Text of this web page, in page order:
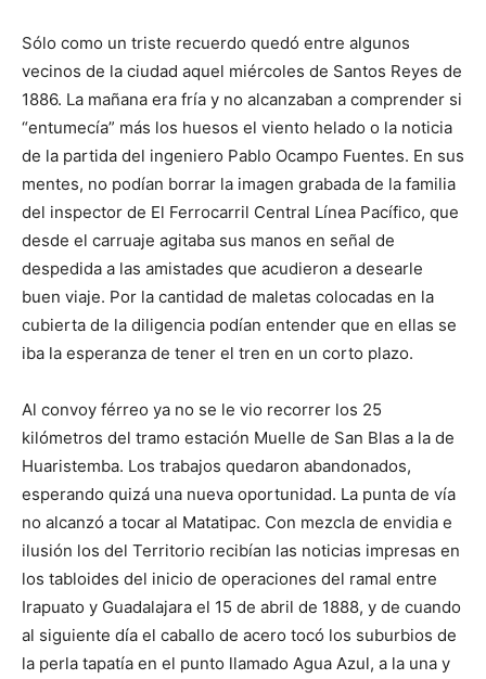
Sólo como un triste recuerdo quedó entre algunos
vecinos de la ciudad aquel miércoles de Santos Reyes de
1886. La mañana era fría y no alcanzaban a comprender si
“entumecía” más los huesos el viento helado o la noticia
de la partida del ingeniero Pablo Ocampo Fuentes. En sus
mentes, no podían borrar la imagen grabada de la familia
del inspector de El Ferrocarril Central Línea Pacífico, que
desde el carruaje agitaba sus manos en señal de
despedida a las amistades que acudieron a desearle
buen viaje. Por la cantidad de maletas colocadas en la
cubierta de la diligencia podían entender que en ellas se
iba la esperanza de tener el tren en un corto plazo.
Al convoy férreo ya no se le vio recorrer los 25
kilómetros del tramo estación Muelle de San Blas a la de
Huaristemba. Los trabajos quedaron abandonados,
esperando quizá una nueva oportunidad. La punta de vía
no alcanzó a tocar al Matatipac. Con mezcla de envidia e
ilusión los del Territorio recibían las noticias impresas en
los tabloides del inicio de operaciones del ramal entre
Irapuato y Guadalajara el 15 de abril de 1888, y de cuando
al siguiente día el caballo de acero tocó los suburbios de
la perla tapatía en el punto llamado Agua Azul, a la una y